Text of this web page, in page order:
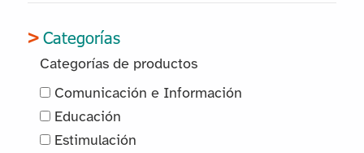
Categorías
Categorías de productos
Comunicación e Información
Educación
Estimulación